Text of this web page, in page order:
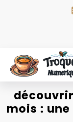
mois :